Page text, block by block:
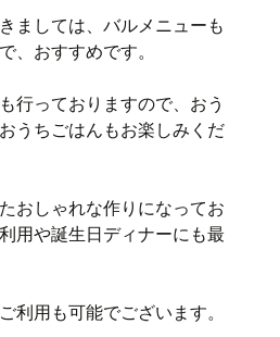
ましては、バルメニューも
、おすすめです。
行っておりますので、おう
うちごはんもお楽しみくだ
おしゃれな作りになってお
用や誕生日ディナーにも最
利用も可能でございます。